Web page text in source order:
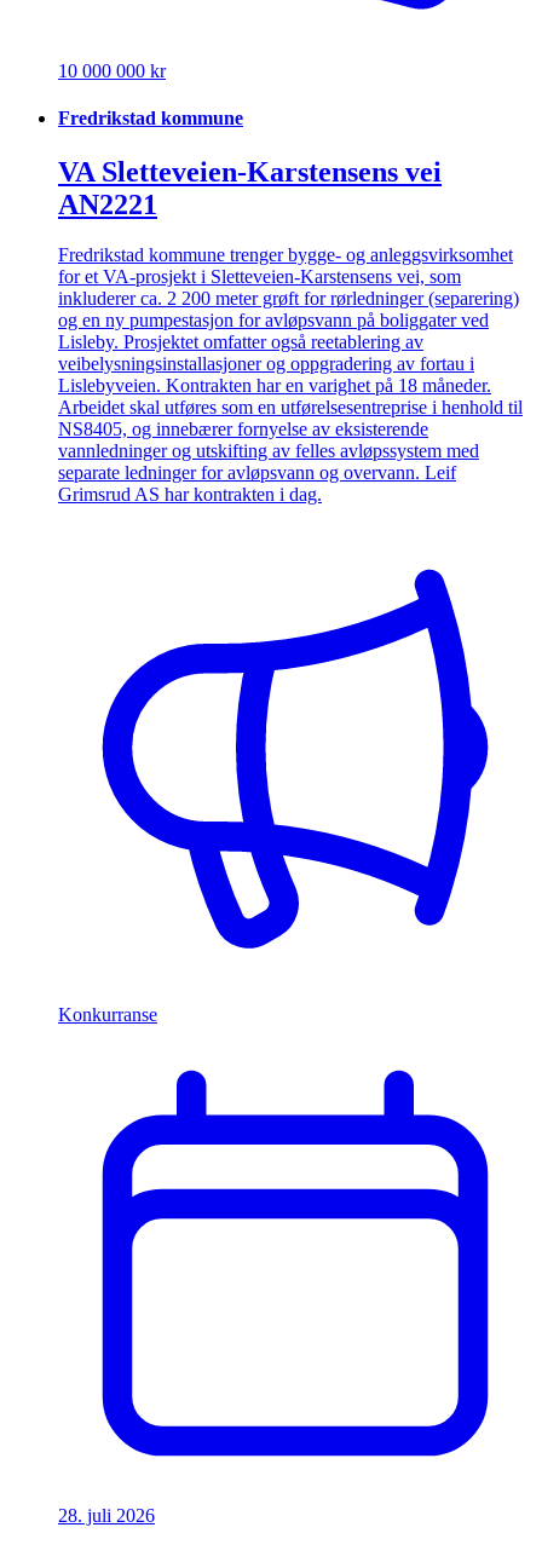
10 000 000 kr
Fredrikstad kommune
VA Sletteveien-Karstensens vei
AN2221
Fredrikstad kommune trenger bygge- og anleggsvirksomhet
for et VA-prosjekt i Sletteveien-Karstensens vei, som
inkluderer ca. 2 200 meter grøft for rørledninger (separering)
og en ny pumpestasjon for avløpsvann på boliggater ved
Lisleby. Prosjektet omfatter også reetablering av
veibelysningsinstallasjoner og oppgradering av fortau i
Lislebyveien. Kontrakten har en varighet på 18 måneder.
Arbeidet skal utføres som en utførelsesentreprise i henhold til
NS8405, og innebærer fornyelse av eksisterende
vannledninger og utskifting av felles avløpssystem med
separate ledninger for avløpsvann og overvann. Leif
Grimsrud AS har kontrakten i dag.
Konkurranse
28. juli 2026